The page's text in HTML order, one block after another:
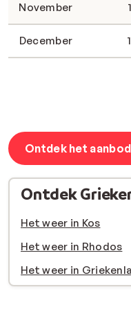
November
December
Ontdek het
Ontdek
Het weer in Kos
Het weer in Rhodos
Het weer in